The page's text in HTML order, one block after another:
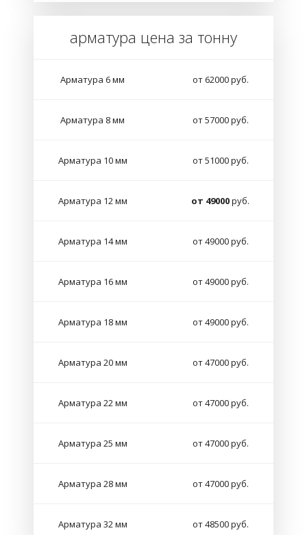
арматура цена за тонну
Арматура 6 мм от 62000 руб.
Арматура 8 мм от 57000 руб.
Арматура 10 мм от 51000 руб.
Арматура 12 мм от 49000руб.
Арматура 14 мм от 49000 руб.
Арматура 16 мм от 49000 руб.
Арматура 18 мм от 49000 руб.
Арматура 20 мм от 47000 руб.
Арматура 22 мм от 47000 руб.
Арматура 25 мм от 47000 руб.
Арматура 28 мм от 47000 руб.
Арматура 32 мм от 48500 руб.